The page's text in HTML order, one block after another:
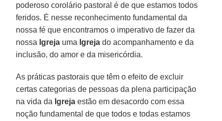
poderoso corolário pastoral é de que estamos todos
feridos. É nesse reconhecimento fundamental da
nossa fé que encontramos o imperativo de fazer da
nossa Igreja uma Igreja do acompanhamento e da
inclusão, do amor e da misericórdia.
As práticas pastorais que têm o efeito de excluir
certas categorias de pessoas da plena participação
na vida da Igreja estão em desacordo com essa
noção fundamental de que todos e todas estamos